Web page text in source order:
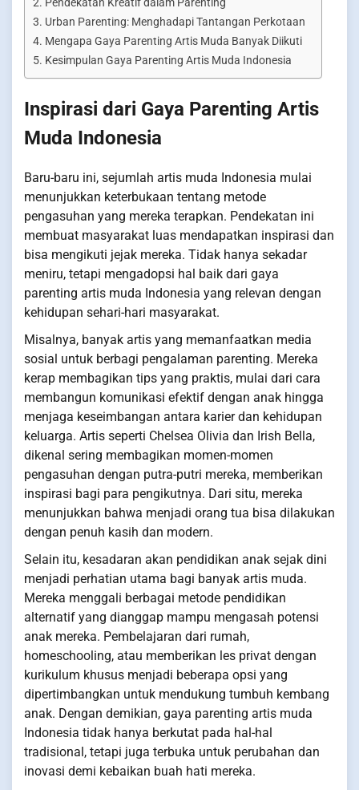
Pendekatan Kreatif dalam Parenting
Urban Parenting: Menghadapi Tantangan Perkotaan
Mengapa Gaya Parenting Artis Muda Banyak Diikuti
Kesimpulan Gaya Parenting Artis Muda Indonesia
Inspirasi dari Gaya Parenting Artis
Muda Indonesia
Baru-baru ini, sejumlah artis muda Indonesia mulai
menunjukkan keterbukaan tentang metode
pengasuhan yang mereka terapkan. Pendekatan ini
membuat masyarakat luas mendapatkan inspirasi dan
bisa mengikuti jejak mereka. Tidak hanya sekadar
meniru, tetapi mengadopsi hal baik dari gaya
parenting artis muda Indonesia yang relevan dengan
kehidupan sehari-hari masyarakat.
Misalnya, banyak artis yang memanfaatkan media
sosial untuk berbagi pengalaman parenting. Mereka
kerap membagikan tips yang praktis, mulai dari cara
membangun komunikasi efektif dengan anak hingga
menjaga keseimbangan antara karier dan kehidupan
keluarga. Artis seperti Chelsea Olivia dan Irish Bella,
dikenal sering membagikan momen-momen
pengasuhan dengan putra-putri mereka, memberikan
inspirasi bagi para pengikutnya. Dari situ, mereka
menunjukkan bahwa menjadi orang tua bisa dilakukan
dengan penuh kasih dan modern.
Selain itu, kesadaran akan pendidikan anak sejak dini
menjadi perhatian utama bagi banyak artis muda.
Mereka menggali berbagai metode pendidikan
alternatif yang dianggap mampu mengasah potensi
anak mereka. Pembelajaran dari rumah,
homeschooling, atau memberikan les privat dengan
kurikulum khusus menjadi beberapa opsi yang
dipertimbangkan untuk mendukung tumbuh kembang
anak. Dengan demikian, gaya parenting artis muda
Indonesia tidak hanya berkutat pada hal-hal
tradisional, tetapi juga terbuka untuk perubahan dan
inovasi demi kebaikan buah hati mereka.